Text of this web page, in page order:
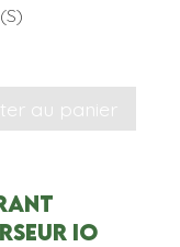
au panier
IO